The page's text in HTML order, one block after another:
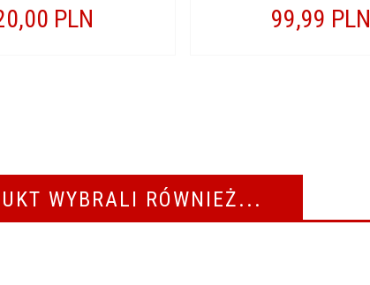
00 PLN 99,99 PLN
WYBRALI RÓWNIEŻ...